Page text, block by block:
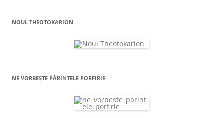
NOUL THEOTOKARION
NE VORBEȘTE PĂRINTELE PORFIRIE